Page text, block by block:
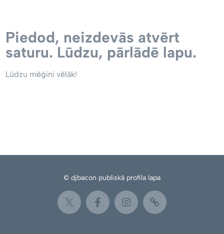
Piedod, neizdevās atvērt
saturu. Lūdzu, pārlādē lapu.
Lūdzu mēģini vēlāk!
© djbacon publiskā profila lapa